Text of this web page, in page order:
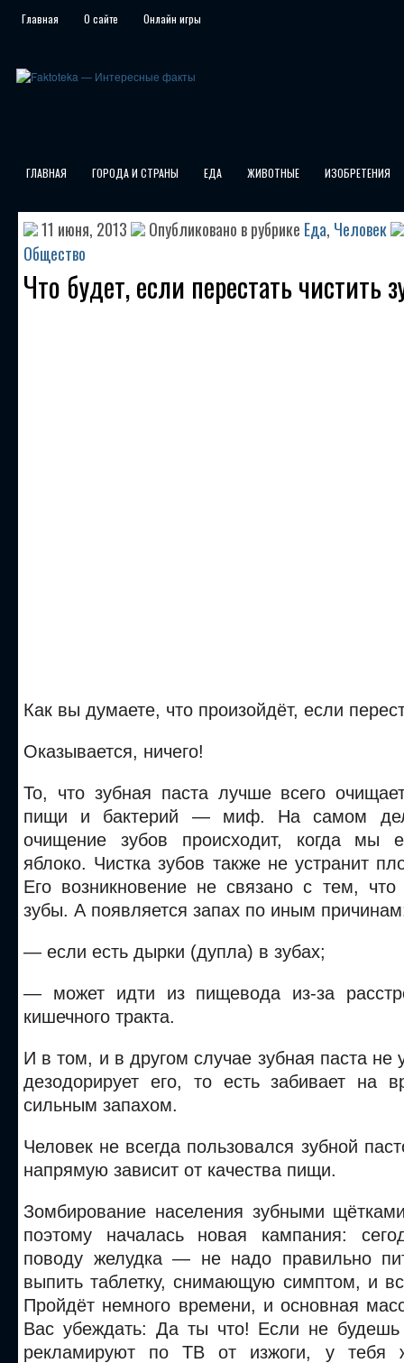
Главная О сайте Онлайн игры
ГЛАВНАЯ ГОРОДА И СТРАНЫ ЕДА ЖИВОТНЫЕ ИЗОБРЕТЕНИЯ
11 июня, 2013 Опубликовано в рубрике Еда, Человек
Общество
Что будет, если перестать чистить
Как вы думаете, что произойдёт, если
Оказывается, ничего!
То, что зубная паста лучше всего
пищи и бактерий — миф. На самом
очищение зубов происходит, когда мы
яблоко. Чистка зубов также не устранит
Его возникновение не связано с тем, что
зубы. А появляется запах по иным
— если есть дырки (дупла) в зубах;
— может идти из пищевода из-за
кишечного тракта.
И в том, и в другом случае зубная паста не
дезодорирует его, то есть забивает на
сильным запахом.
Человек не всегда пользовался зубной
напрямую зависит от качества пищи.
Зомбирование населения зубными
поэтому началась новая кампания:
поводу желудка — не надо правильно
выпить таблетку, снимающую симптом, и
Пройдёт немного времени, и основная
Вас убеждать: Да ты что! Если не будешь
рекламируют по ТВ от изжоги, у тебя